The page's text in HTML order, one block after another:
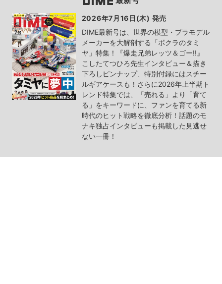
2026年7月16日(木) 発売
DIME最新号は、世界の模型・プラモデル
メーカーを大解剖する「ボクラのタミ
ヤ」特集！『爆走兄弟レッツ＆ゴー!!』
こしたてつひろ先生インタビュー＆描き
下ろしピンナップ、特別付録にはスチー
ルギアケースも！さらに2026年上半期ト
レンド特集では、「売れる」より「育て
る」をキーワードに、ファンを育てる新
時代のヒット戦略を徹底分析！話題のモ
ナキ独占インタビューも掲載した見逃せ
ない一冊！